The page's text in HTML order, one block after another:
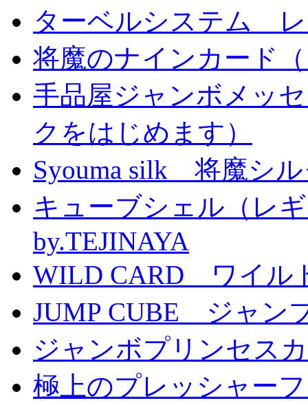
ターベルシステム
将魔のナインカード
手品屋ジャンボメッ
クをはじめます）
Syouma silk 将魔シ
キューブシェル（レ
by.TEJINAYA
WILD CARD ワイル
JUMP CUBE ジャン
ジャンボプリンセス
極上のプレッシャー